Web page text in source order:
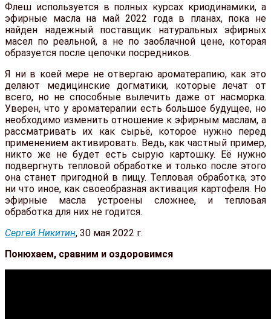
Флеш используется в полных курсах криодинамики, а
эфирные масла на май 2022 года в планах, пока не
найден надежный поставщик натуральных эфирных
масел по реальной, а не по заоблачной цене, которая
образуется после цепочки посредников.
Я ни в коей мере не отвергаю ароматерапию, как это
делают медицинские догматики, которые лечат от
всего, но не способные вылечить даже от насморка.
Уверен, что у ароматерапии есть большое будущее, но
необходимо изменить отношение к эфирным маслам, а
рассматривать их как сырьё, которое нужно перед
применением активировать. Ведь, как частный пример,
никто же не будет есть сырую картошку. Её нужно
подвергнуть тепловой обработке и только после этого
она станет пригодной в пищу. Тепловая обработка, это
ни что иное, как своеобразная активация картофеля. Но
эфирные масла устроены сложнее, и тепловая
обработка для них не годится.
Сергей Никитин, 30 мая 2022 г.
Понюхаем, сравним и оздоровимся